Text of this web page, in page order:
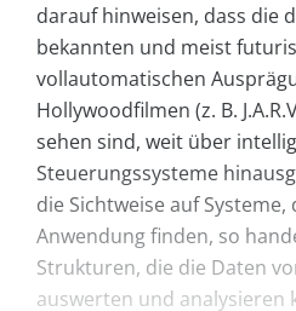
darauf hinweisen, dass die
bekannten und meist
vollautomatischen
Hollywoodfilmen (z. B.
sehen sind, weit über
Steuerungssysteme
die Sichtweise auf
Anwendung finden, so
Strukturen, die die Daten
auswerten und analysieren